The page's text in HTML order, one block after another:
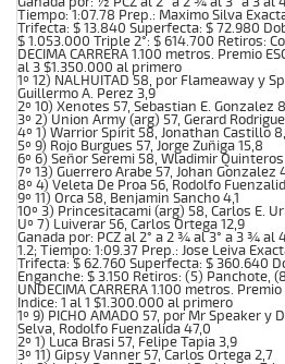
Tiempo: 1:07.78 Prep.: Maximo Silva
Trifecta: $ 13.840 Superfecta: $ 72.980
$ 1.053.000 Triple 2°: $ 614.700 Retiros:
DECIMA CARRERA 1.100 metros. Premio
al 3 $1.350.000 al primero
1º 12) NALHUITAD 58, por Flameaway y
Guillermo A. Perez 3,9
2º 10) Xenotes 57, Sebastian E. Gonzalez
3º 2) Union Army (arg) 57, Gerard
4º 1) Warrior Spirit 58, Jonathan Castillo
5º 9) Rojo Burgues 57, Jorge Zuñiga 15,8
6º 6) Señor Seremi 58, Wladimir
7º 13) Guerrero Arabe 57, Johan Gonzalez
8º 4) Veleta De Proa 56, Rodolfo
9º 11) Orca 58, Benjamin Sancho 4,1
10º 3) Princesitacami (arg) 58, Carlos E.
Uº 7) Luiverar 56, Carlos Ortega 12,9
Ganada por: PCZ al 2° a 2 ¾ al 3° a 3 ¾ al
1.2; Tiempo: 1:09.37 Prep.: Jose Leiva
Trifecta: $ 62.760 Superfecta: $ 360.640
Enganche: $ 3.150 Retiros: (5) Panchote,
UNDECIMA CARRERA 1.100 metros.
Indice: 1 al 1 $1.300.000 al primero
1º 9) PICHO AMADO 57, por Mr Speaker
Selva, Rodolfo Fuenzalida 47,0
2º 1) Luca Brasi 57, Felipe Tapia 3,9
3º 11) Gipsy Vanner 57, Carlos Ortega 2,7